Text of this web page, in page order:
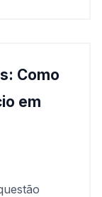
Como
em